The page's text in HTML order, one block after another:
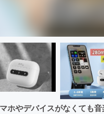
ホやデバイスがなくても